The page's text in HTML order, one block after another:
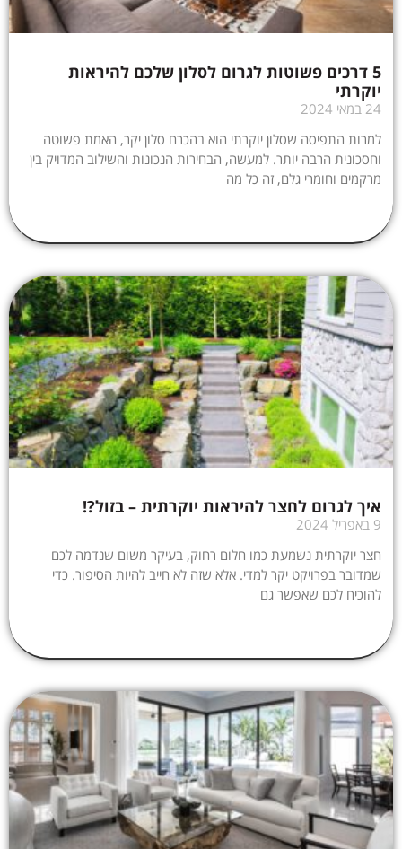
5 דרכים פשוטות לגרום לסלון שלכם להיראות
יוקרתי
24 במאי 2024
למרות התפיסה שסלון יוקרתי הוא בהכרח סלון יקר, האמת פשוטה
וחסכונית הרבה יותר. למעשה, הבחירות הנכונות והשילוב המדויק בין
מרקמים וחומרי גלם, זה כל מה
איך לגרום לחצר להיראות יוקרתית – בזול?!
9 באפריל 2024
חצר יוקרתית נשמעת כמו חלום רחוק, בעיקר משום שנדמה לכם
שמדובר בפרויקט יקר למדי. אלא שזה לא חייב להיות הסיפור. כדי
להוכיח לכם שאפשר גם